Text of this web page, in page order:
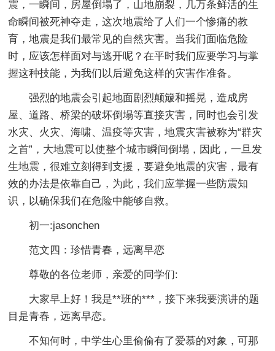
震，一瞬间，房屋倒塌了，山地崩裂，几万条鲜活的生
命瞬间被死神夺走，这次地震给了人们一个惨痛的教
育，地震是我们最常见的自然灾害。当我们面临危险
时，应该怎样面对与逃开呢？在平时我们应要学习与掌
握这种技能，为我们以后避免这样的灾害作准备。
强烈的地震会引起地面剧烈颠簸和摇晃，造成房
屋、道路、桥梁的破坏倒塌等直接灾害，同时也会引发
水灾、火灾、海啸、温疫等灾害，地震灾害被称为“群灾
之首”，大地震可以使整个城市瞬间倒塌，因此，一旦发
生地震，很难立刻得到支援，要避免地震的灾害，最有
效的办法是依靠自己，为此，我们应掌握一些防震知
识，以确保我们在危险中能够自救。
初一:jasonchen
范文四：珍惜青春，远离早恋
尊敬的各位老师，亲爱的同学们:
大家早上好！我是**班的***，接下来我要演讲的题
目是青春，远离早恋。
不知何时，中学生心里偷偷有了爱慕的对象，可那